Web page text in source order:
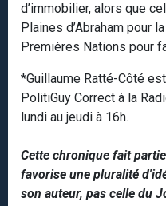
d’immobilier, alors que
Plaines d’Abraham pour
Premières Nations pour
*Guillaume Ratté-Côté
PolitiGuy Correct à la
lundi au jeudi à 16h.
Cette chronique fait
favorise une pluralité
son auteur, pas celle du